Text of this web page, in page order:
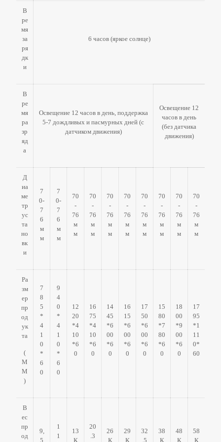
В
ре
мя
за
ря
дк
и
6 часов (яркое солнце)
В
ре
мя
ра
зр
яд
а
Освещение 12 часов в день, поддержка
5-7 дождливых и пасмурных дней (с
датчиком движения)
Освещение 12
часов в день
(без датчика
движения)
Д
иа
ме
тр
ус
та
но
вк
и
7
0-
7
6
м
м
7
0-
7
6
м
м
70
-
76
м
м
70
-
76
м
м
70
-
76
м
м
70
-
76
м
м
70
-
76
м
м
70
-
76
м
м
70
-
76
м
м
70
-
76
м
м
Ра
зм
ер
пр
од
ук
та
(
М
М
)
7
8
5
*
4
1
0
*
6
0
9
4
0
*
4
1
0
*
6
0
12
20
*4
10
*6
0
16
75
*4
10
*6
0
14
45
*6
00
*6
0
16
15
*6
00
*6
0
17
50
*6
00
*6
0
15
80
*7
80
*6
0
18
00
*9
00
*6
0
17
95
*1
11
0*
60
В
ес
пр
од
9,
5
1
1
13
К
20
.3
26
К
29
К
32
,5
38
К
48
К
58
К